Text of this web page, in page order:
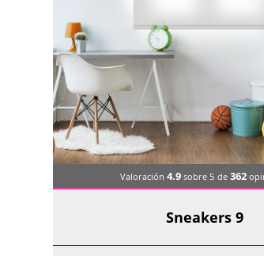
Valoración 4.9sobre 5 de 362
Sneakers 9